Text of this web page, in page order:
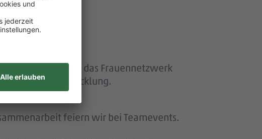
together“ und das Frauennetzwerk
Weiterentwicklung.
feiern wir bei Teamevents.